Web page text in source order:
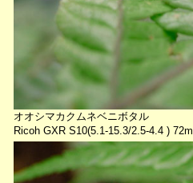
オオシマカクムネベニボタル
Ricoh GXR S10(5.1-15.3/2.5-4.4 )